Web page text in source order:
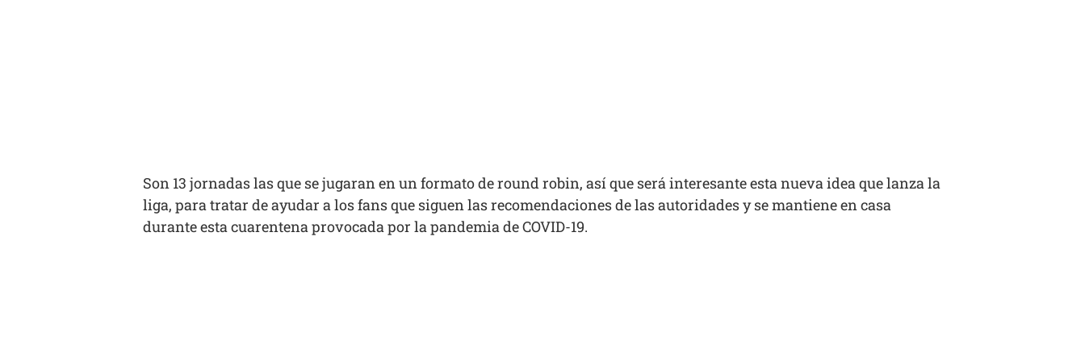
Son 13 jornadas las que se jugaran en un formato de round robin, así que será interesante esta nueva idea que lanza la
liga, para tratar de ayudar a los fans que siguen las recomendaciones de las autoridades y se mantiene en casa
durante esta cuarentena provocada por la pandemia de COVID-19.